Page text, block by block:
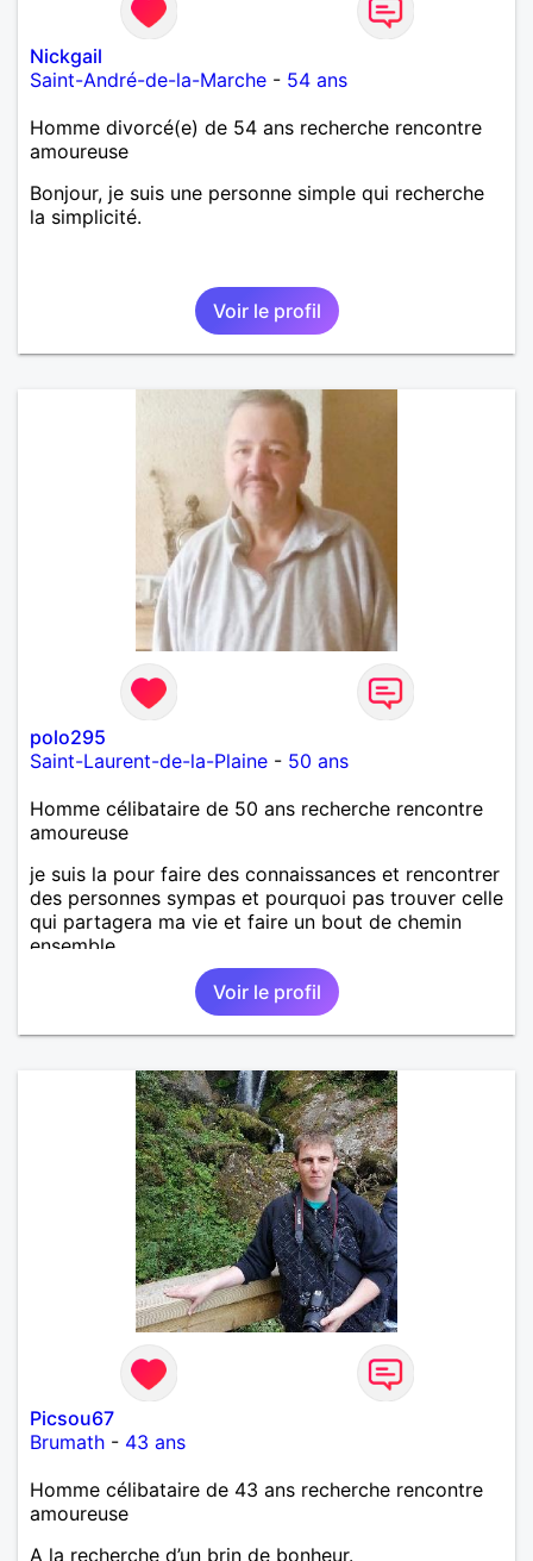
Nickgail
Saint-André-de-la-Marche - 54 ans
Homme divorcé(e) de 54 ans recherche rencontre
amoureuse
Bonjour, je suis une personne simple qui recherche
la simplicité.
Voir le profil
polo295
Saint-Laurent-de-la-Plaine - 50 ans
Homme célibataire de 50 ans recherche rencontre
amoureuse
je suis la pour faire des connaissances et rencontrer
des personnes sympas et pourquoi pas trouver celle
qui partagera ma vie et faire un bout de chemin
ensemble
Voir le profil
Picsou67
Brumath - 43 ans
Homme célibataire de 43 ans recherche rencontre
amoureuse
A la recherche d’un brin de bonheur.